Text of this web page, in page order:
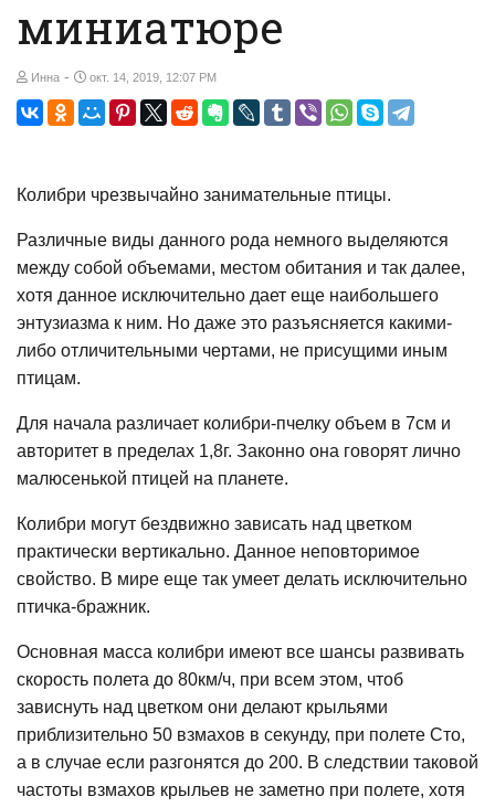
миниатюре
Инна - окт. 14, 2019, 12:07 PM
Колибри чрезвычайно занимательные птицы.
Различные виды данного рода немного выделяются
между собой объемами, местом обитания и так далее,
хотя данное исключительно дает еще наибольшего
энтузиазма к ним. Но даже это разъясняется какими-
либо отличительными чертами, не присущими иным
птицам.
Для начала различает колибри-пчелку объем в 7см и
авторитет в пределах 1,8г. Законно она говорят лично
малюсенькой птицей на планете.
Колибри могут бездвижно зависать над цветком
практически вертикально. Данное неповторимое
свойство. В мире еще так умеет делать исключительно
птичка-бражник.
Основная масса колибри имеют все шансы развивать
скорость полета до 80км/ч, при всем этом, чтоб
зависнуть над цветком они делают крыльями
приблизительно 50 взмахов в секунду, при полете Сто,
а в случае если разгонятся до 200. В следствии таковой
частоты взмахов крыльев не заметно при полете, хотя